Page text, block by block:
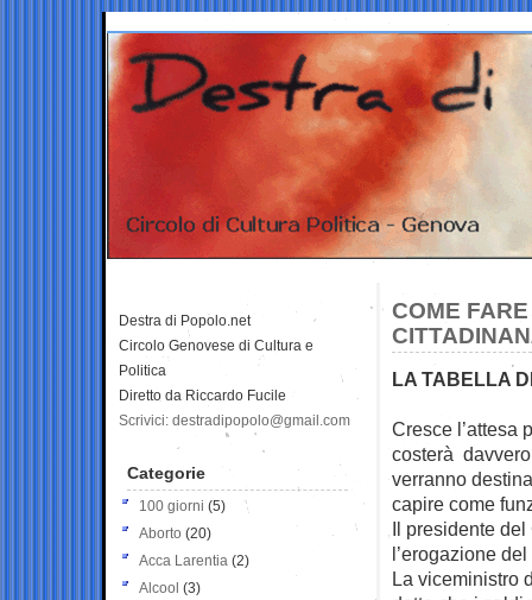
COME
LA TABELLA
Cresce l’attesa
costerà
verranno
capire come
Il presidente
l’erogazione
La viceministro
Destra di Popolo.net
Circolo Genovese di Cultura e
Politica
Diretto da Riccardo Fucile
Scrivici: destradipopolo@gmail.com
Categorie
100 giorni (5)
Aborto (20)
Acca Larentia (2)
Alcool (3)